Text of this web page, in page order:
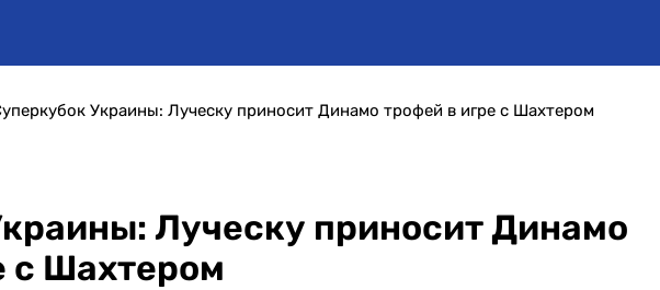
Украины: Луческу приносит Динамо трофей в игре с Шахтером
Луческу приносит Динамо
с Шахтером